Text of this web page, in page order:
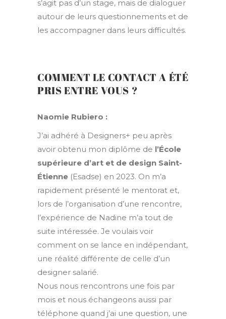
s’agit pas d’un stage, mais de dialoguer
autour de leurs questionnements et de
les accompagner dans leurs difficultés.
COMMENT LE CONTACT A ÉTÉ
PRIS ENTRE VOUS ?
Naomie Rubiero :
J’ai adhéré à Designers+ peu après
avoir obtenu mon diplôme de l’École
supérieure d’art et de design Saint-
Étienne (Esadse) en 2023. On m’a
rapidement présenté le mentorat et,
lors de l’organisation d’une rencontre,
l’expérience de Nadine m’a tout de
suite intéressée. Je voulais voir
comment on se lance en indépendant,
une réalité différente de celle d’un
designer salarié.
Nous nous rencontrons une fois par
mois et nous échangeons aussi par
téléphone quand j’ai une question, une